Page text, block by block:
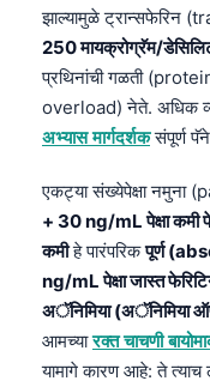
झाल्यामुळे ट्रान्सफेरिन
250 मायक्रोग्रॅम/
प्रथिनांची गळती
overload) नेते. अधिक
अभ्यास मार्गदर्शकसंपूर्ण
एकट्या संख्येपेक्षा नमुना
+ 30 ng/mL पेक्षा कमी
कमीहे पारंपरिकपूर्ण
ng/mL पेक्षा जास्त
अॅनिमिया (अॅनिमिया
आमच्यारक्त चाचणी
यामागे कारण आहे: ते त्याच